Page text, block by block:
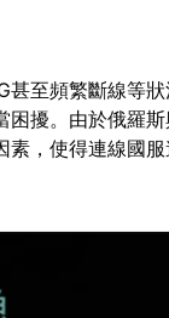
甚至頻繁斷線等
困擾。由於俄羅
，使得連線國